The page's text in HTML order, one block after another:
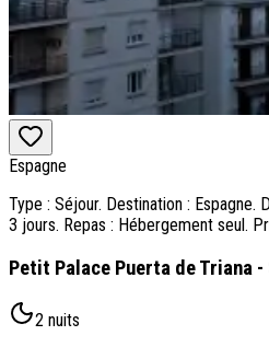
Espagne
Type : Séjour. Destination : Espagne.
3 jours. Repas : Hébergement seul.
Petit Palace Puerta de Triana
2 nuits